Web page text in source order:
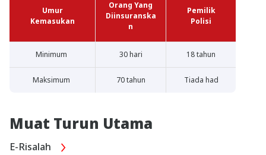
Umur
Kemasukan
Orang Yang
Diinsuranska
n
Pemilik
Polisi
Minimum 30 hari 18 tahun
Maksimum 70 tahun Tiada had
Muat Turun Utama
E-Risalah